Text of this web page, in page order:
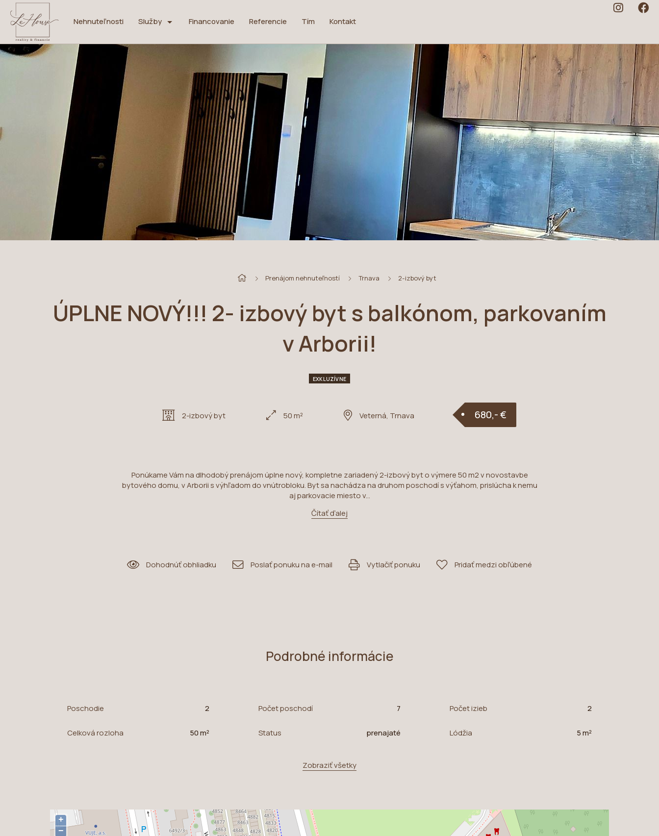
Nehnuteľnosti Služby Financovanie Referencie Tím Kontakt
Prenájom nehnuteľností Trnava 2-izbový byt
ÚPLNE NOVÝ!!! 2- izbový byt s balkónom, parkovaním
v Arborii!
EXKLUZÍVNE
2-izbový byt 50 m² Veterná, Trnava 680,- €
Ponúkame Vám na dlhodobý prenájom úplne nový, kompletne zariadený 2-izbový byt o výmere 50 m2 v novostavbe
bytového domu, v Arborii s výhľadom do vnútrobloku. Byt sa nachádza na druhom poschodí s výťahom, prislúcha k nemu
aj parkovacie miesto v...
Čítať ďalej
Dohodnúť obhliadku Poslať ponuku na e-mail Vytlačiť ponuku Pridať medzi obľúbené
Podrobné informácie
Poschodie 2 Počet poschodí 7 Počet izieb 2
Celková rozloha 50 m² Status prenajaté Lódžia 5 m²
Zobraziť všetky
+
−